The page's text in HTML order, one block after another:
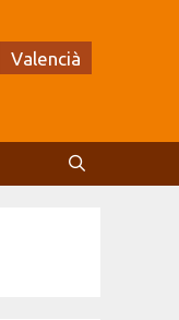
Valencià